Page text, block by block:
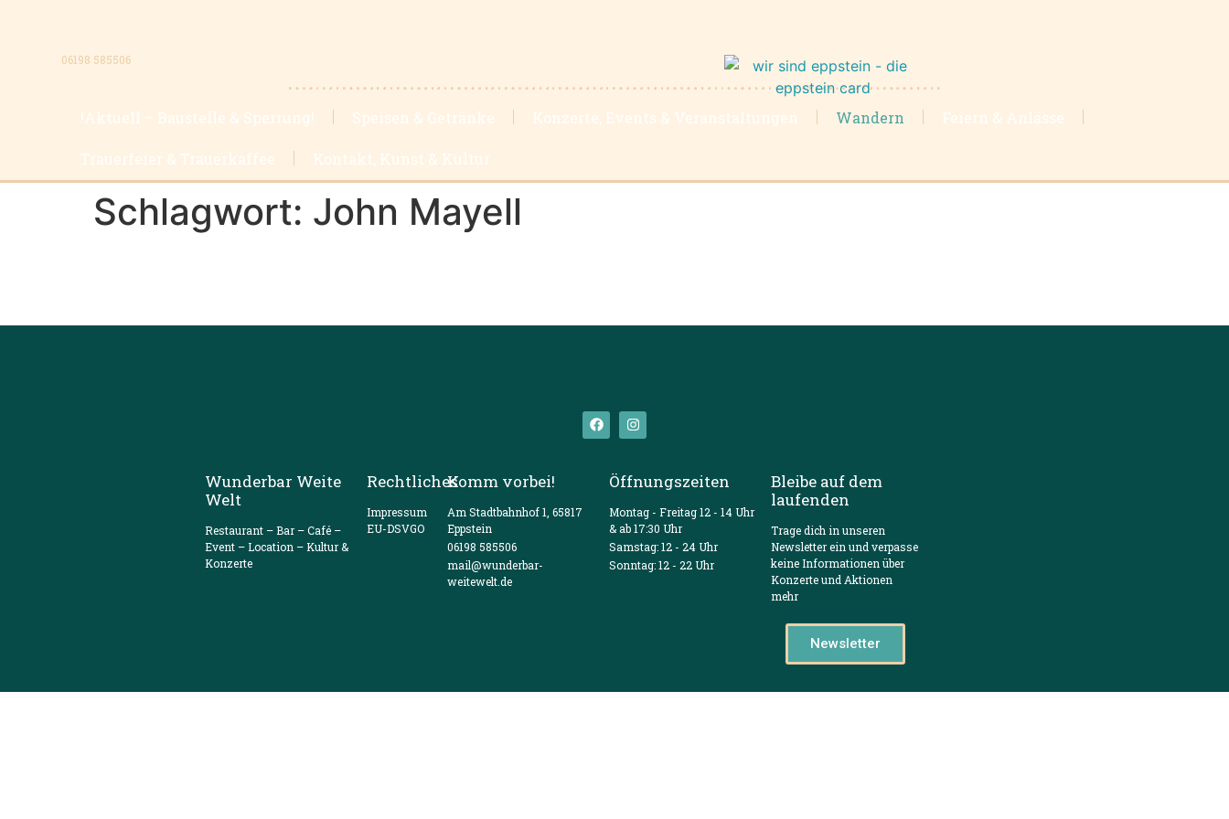
06198 585506
!Aktuell – Baustelle & Sperrung! Speisen & Getränke Konzerte, Events & Veranstaltungen Wandern Feiern & Anlässe
Trauerfeier & Trauerkaffee Kontakt, Kunst & Kultur
Schlagwort: John Mayell
Wunderbar Weite
Welt
Restaurant – Bar – Café –
Event – Location – Kultur &
Konzerte
Rechtliches
Impressum
EU-DSVGO
Komm vorbei!
Am Stadtbahnhof 1, 65817
Eppstein
06198 585506
mail@wunderbar-
weitewelt.de
Öffnungszeiten
Montag - Freitag 12 - 14 Uhr
& ab 17:30 Uhr
Samstag: 12 - 24 Uhr
Sonntag: 12 - 22 Uhr
Bleibe auf dem
laufenden
Trage dich in unseren
Newsletter ein und verpasse
keine Informationen über
Konzerte und Aktionen
mehr
Newsletter